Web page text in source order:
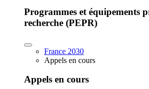
Programmes et équipements
recherche (PEPR)
France 2030
Appels en cours
Appels en cours